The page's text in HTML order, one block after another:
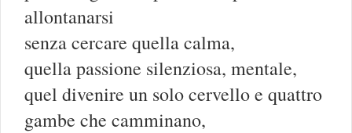
allontanarsi
senza cercare quella calma,
quella passione silenziosa, mentale,
quel divenire un solo cervello e quattro
gambe che camminano,